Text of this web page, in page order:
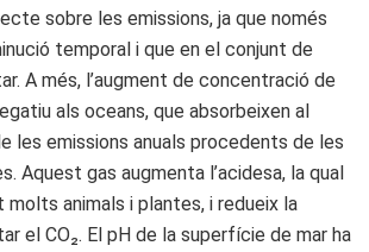
sobre les emissions, ja que només
temporal i que en el conjunt de
A més, l’augment de concentració de
als oceans, que absorbeixen al
les emissions anuals procedents de les
Aquest gas augmenta l’acidesa, la qual
animals i plantes, i redueix la
el CO₂. El pH de la superfície de mar ha